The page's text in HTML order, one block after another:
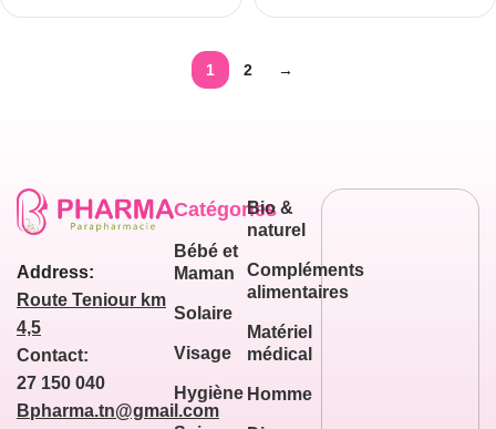
1 2 →
Address:
Route Teniour km
4,5
Contact:
27 150 040
Bpharma.tn@gmail.com
Catégories
Bébé et
Maman
Solaire
Visage
Hygiène
Bio &
naturel
Compléments
alimentaires
Matériel
médical
Homme